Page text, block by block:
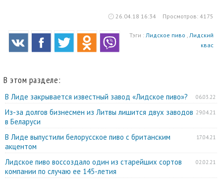
26.04.18 16:34 Просмотров: 4175
Тэги : Лидское пиво
Лидский
квас
В этом разделе:
06.03.22
В Лиде закрывается известный завод «Лидское пиво»?
29.04.21
Из-за долгов бизнесмен из Литвы лишится двух заводов
в Беларуси
17.04.21
В Лиде выпустили белорусское пиво с британским
акцентом
02.02.21
Лидское пиво воссоздало один из старейших сортов
компании по случаю ее 145-летия